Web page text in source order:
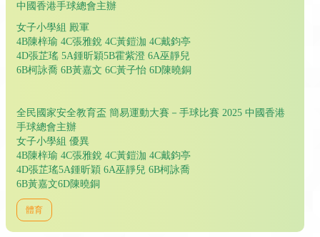
中國香港手球總會主辦
女子小學組 殿軍
4B陳梓瑜 4C張雅銳 4C黃鎧泇 4C戴鈞亭
4D張芷瑤 5A鍾昕穎5B霍紫澄 6A巫靜兒
6B柯詠喬 6B黃嘉文 6C黃子怡 6D陳曉銅
全民國家安全教育盃 簡易運動大賽－手球比賽 2025 中國香港
手球總會主辦
女子小學組 優異
4B陳梓瑜 4C張雅銳 4C黃鎧泇 4C戴鈞亭
4D張芷瑤5A鍾昕穎 6A巫靜兒 6B柯詠喬
6B黃嘉文6D陳曉銅
體育